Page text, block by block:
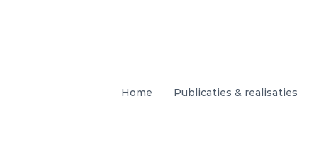
Home Publicaties & realisaties